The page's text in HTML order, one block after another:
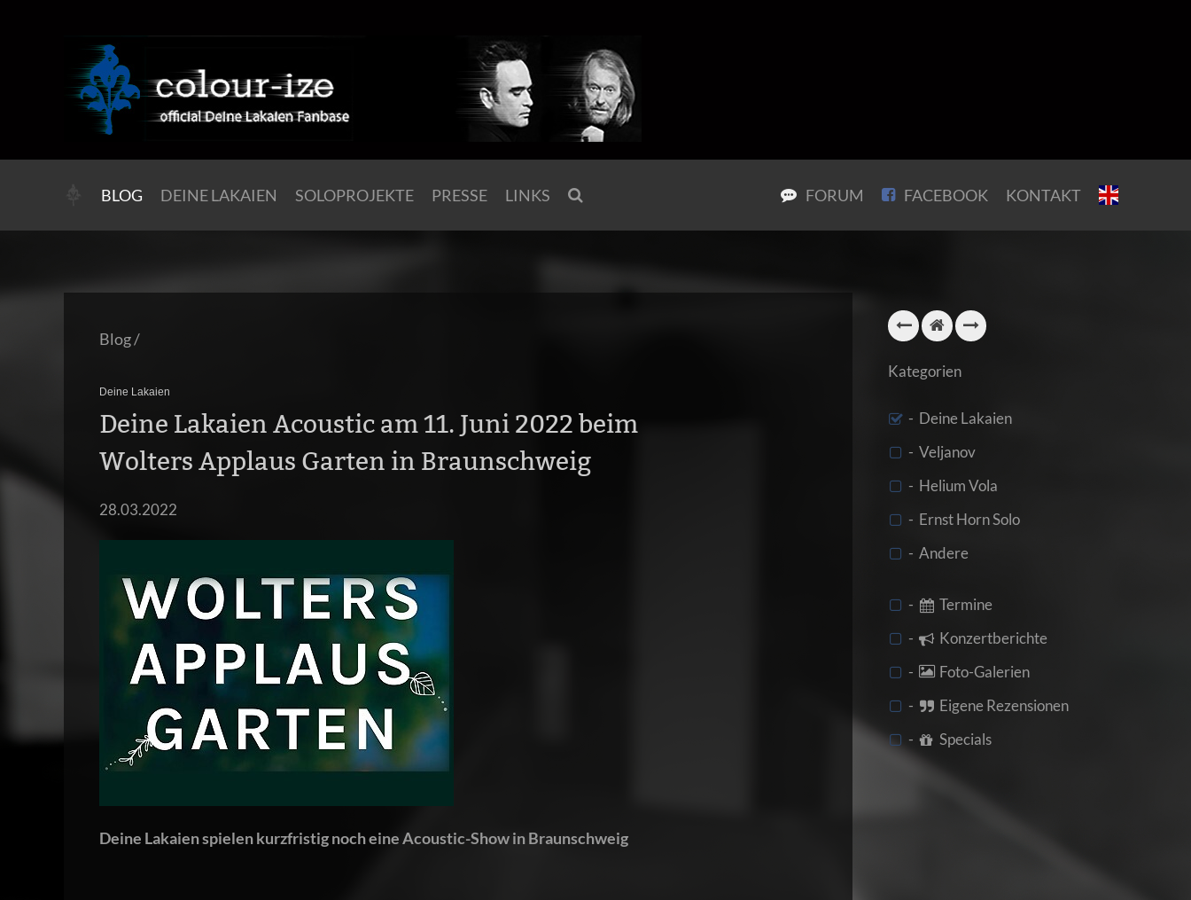
BLOG DEINE LAKAIEN SOLOPROJEKTE PRESSE LINKS FORUM FACEBOOK KONTAKT
Blog/
Deine Lakaien
Deine Lakaien Acoustic am 11. Juni 2022 beim
Wolters Applaus Garten in Braunschweig
28.03.2022
Deine Lakaien spielen kurzfristig noch eine Acoustic-Show in Braunschweig
Kategorien
- Deine Lakaien
- Veljanov
- Helium Vola
- Ernst Horn Solo
- Andere
-
Termine
-
Konzertberichte
-
Foto-Galerien
-
Eigene Rezensionen
-
Specials